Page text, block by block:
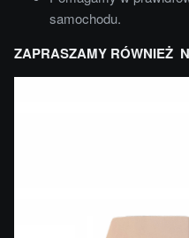
samochodu.
ZAPRASZAMY RÓWNIEŻ